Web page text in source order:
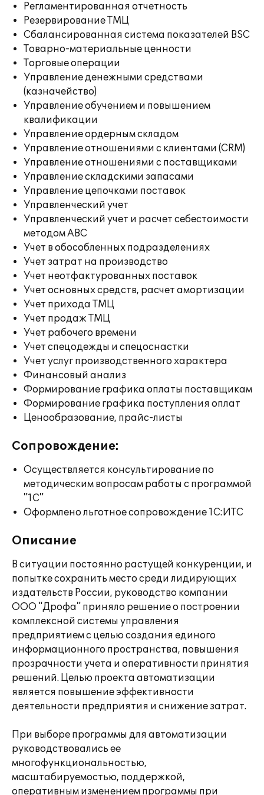
Регламентированная отчетность
Резервирование ТМЦ
Сбалансированная система показателей BSC
Товарно-материальные ценности
Торговые операции
Управление денежными средствами
(казначейство)
Управление обучением и повышением
квалификации
Управление ордерным складом
Управление отношениями с клиентами (CRM)
Управление отношениями с поставщиками
Управление складскими запасами
Управление цепочками поставок
Управленческий учет
Управленческий учет и расчет себестоимости
методом ABC
Учет в обособленных подразделениях
Учет затрат на производство
Учет неотфактурованных поставок
Учет основных средств, расчет амортизации
Учет прихода ТМЦ
Учет продаж ТМЦ
Учет рабочего времени
Учет спецодежды и спецоснастки
Учет услуг производственного характера
Финансовый анализ
Формирование графика оплаты поставщикам
Формирование графика поступления оплат
Ценообразование, прайс-листы
Сопровождение:
Осуществляется консультирование по
методическим вопросам работы с программой
"1С"
Оформлено льготное сопровождение 1С:ИТС
Описание
В ситуации постоянно растущей конкуренции, и
попытке сохранить место среди лидирующих
издательств России, руководство компании
ООО "Дрофа" приняло решение о построении
комплексной системы управления
предприятием с целью создания единого
информационного пространства, повышения
прозрачности учета и оперативности принятия
решений. Целью проекта автоматизации
является повышение эффективности
деятельности предприятия и снижение затрат.
При выборе программы для автоматизации
руководствовались ее
многофункциональностью,
масштабируемостью, поддержкой,
оперативным изменением программы при